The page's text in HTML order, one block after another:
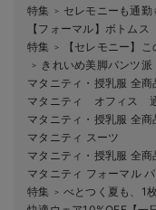
特集
＞ セレモニーも通
【フォーマル】ボトムス
特集
＞ 【セレモニー】
＞
きれいめ美脚パンツ派
マタニティ・授乳服 全商
マタニティ オフィス
マタニティ・授乳服 全商
マタニティ スーツ
マタニティ・授乳服 全商
マタニティ フォーマル
特集
＞ べとつく夏も、1